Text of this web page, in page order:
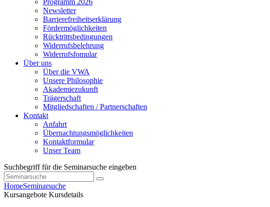
Programm 2026
Newsletter
Barrierefreiheitserklärung
Fördermöglichkeiten
Rücktrittsbedingungen
Widerrufsbelehrung
Widerrufsfomular
Über uns
Über die VWA
Unsere Philosophie
Akademiezukunft
Trägerschaft
Mitgliedschaften / Partnerschaften
Kontakt
Anfahrt
Übernachtungsmöglichkeiten
Kontaktformular
Unser Team
Suchbegriff für die Seminarsuche eingeben
HomeSeminarsuche
Kursangebote Kursdetails